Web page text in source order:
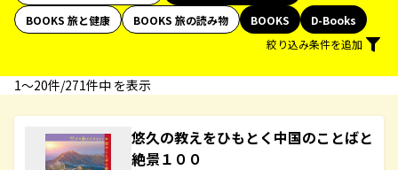
BOOKS 旅と健康
BOOKS 旅の読み物 BOOKS
D-Books
絞り込み条件を追加
1〜20件/271件中 を表示
悠久の教えをひもとく中国のことばと
絶景１００